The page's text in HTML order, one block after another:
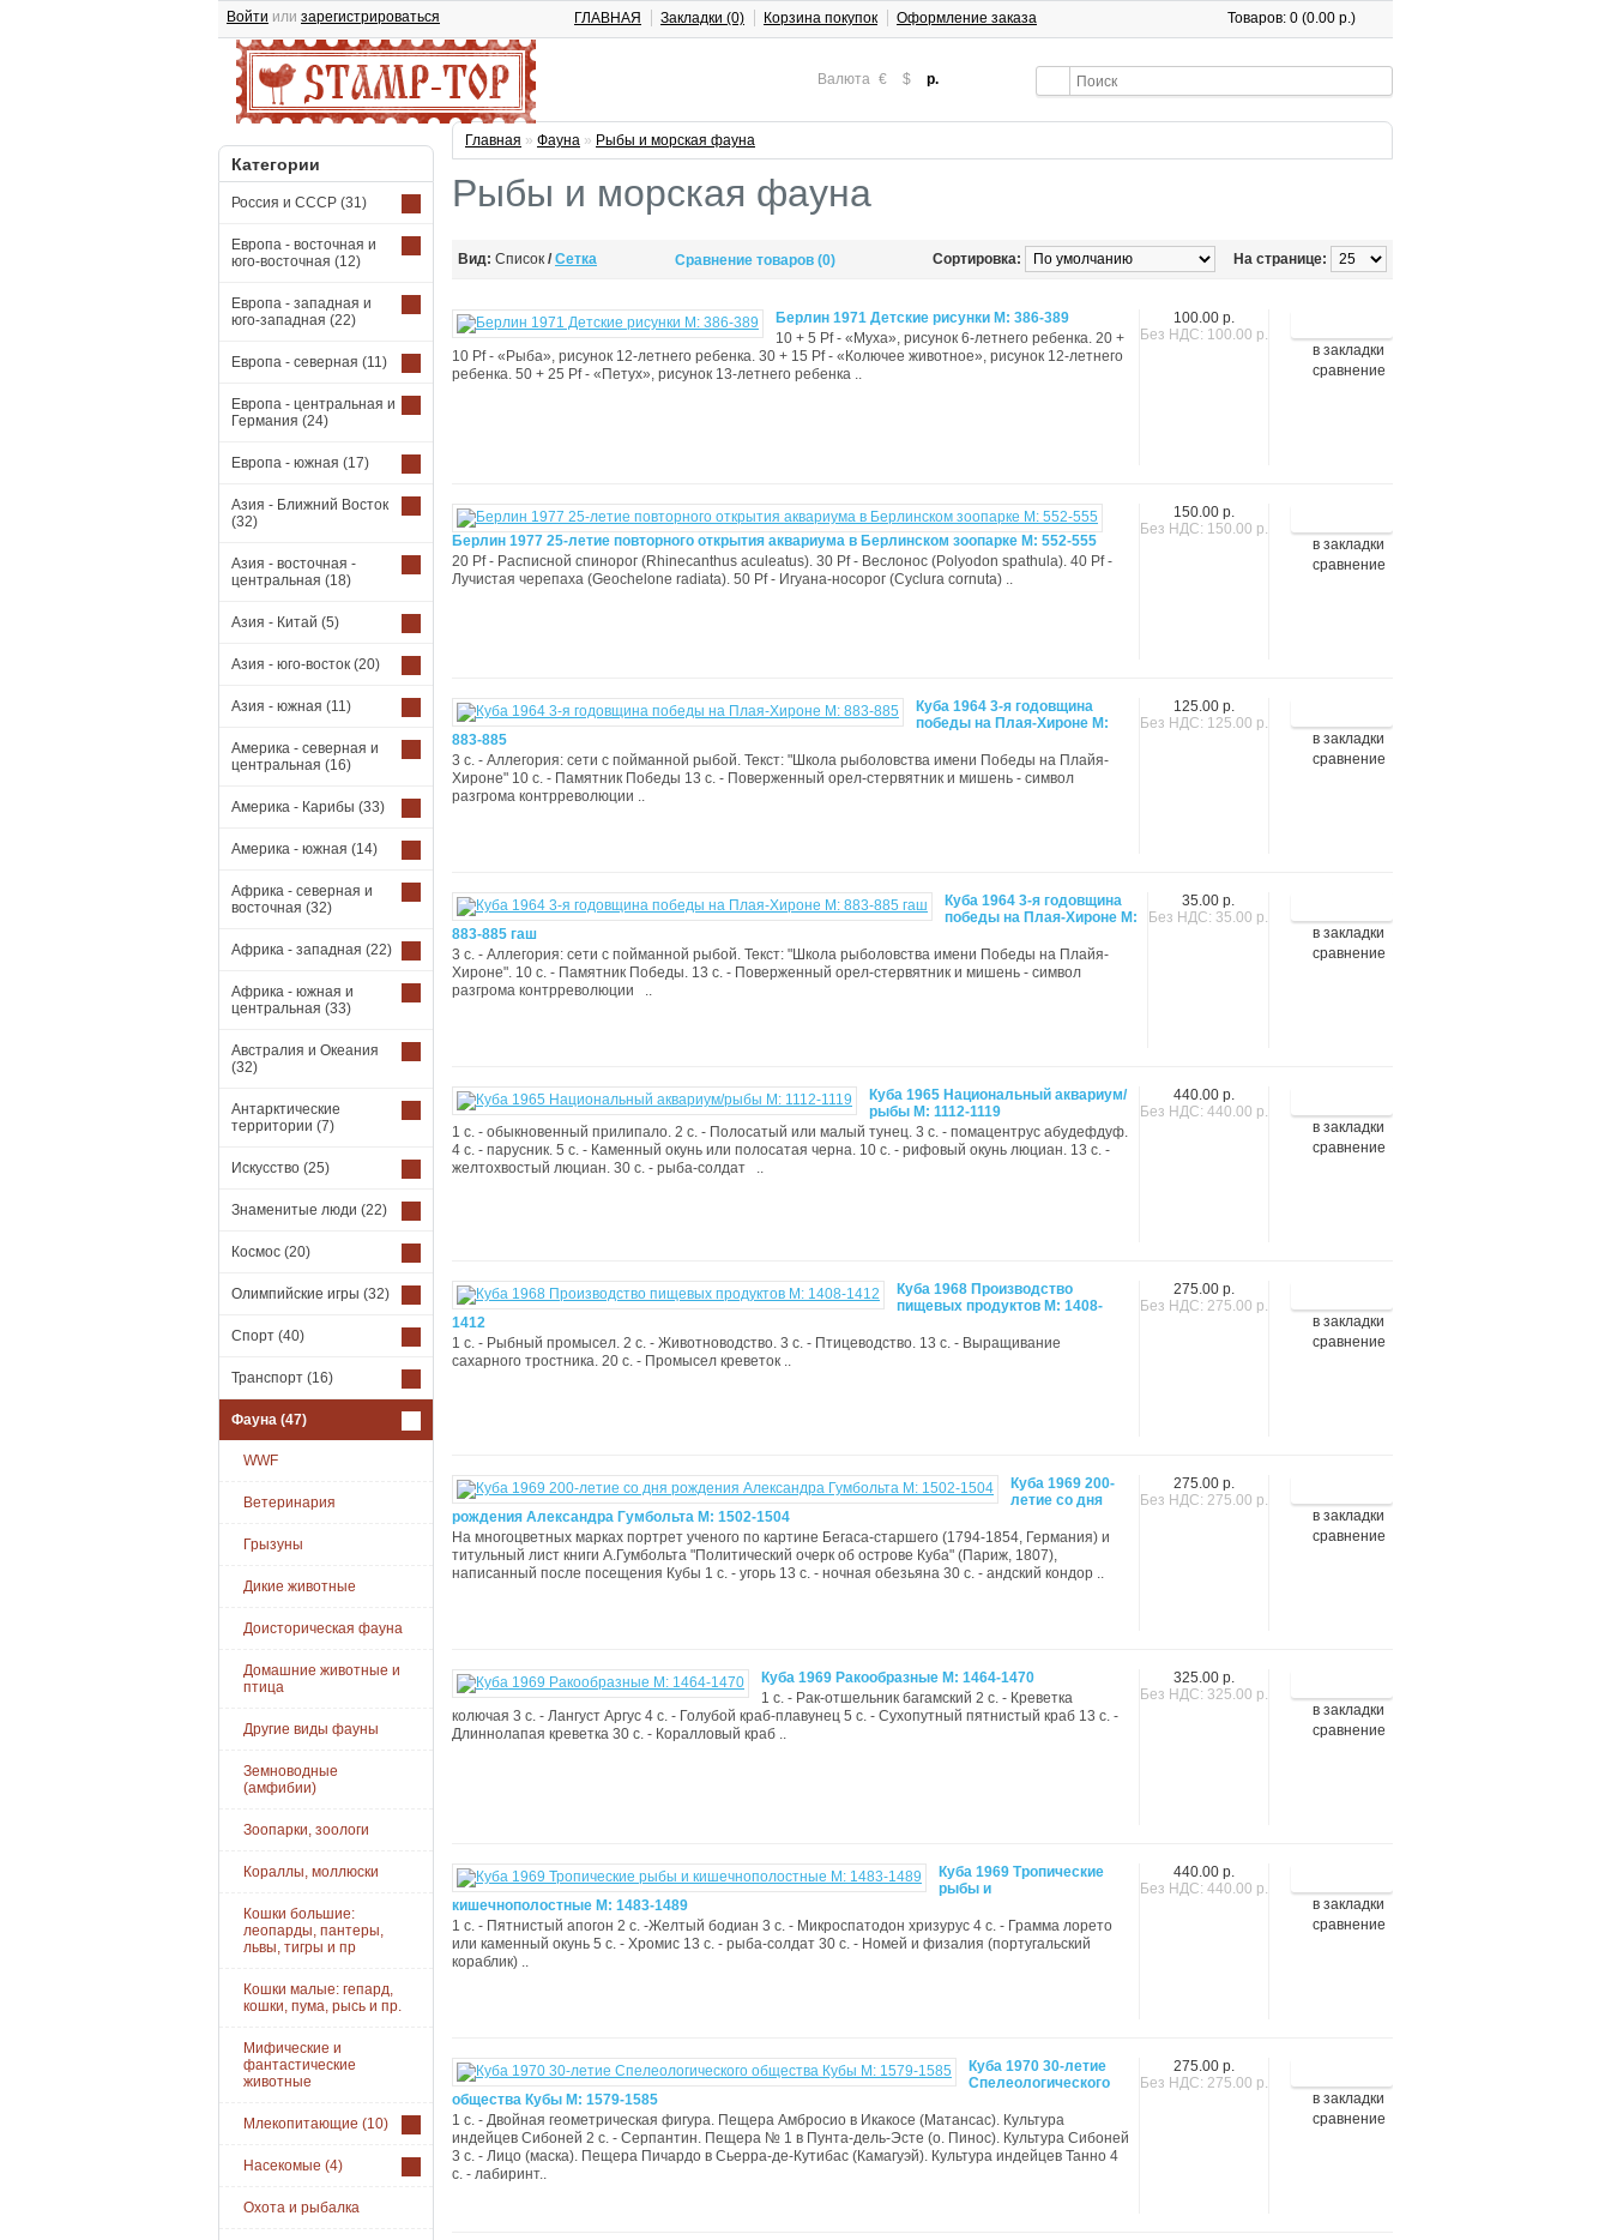
Валюта € $ р.
Товаров: 0 (0.00 р.)
Войти или зарегистрироваться ГЛАВНАЯ Закладки (0) Корзина покупок Оформление заказа
Категории
Россия и СССР (31)
Европа - восточная и
юго-восточная (12)
Европа - западная и
юго-западная (22)
Европа - северная (11)
Европа - центральная и
Германия (24)
Европа - южная (17)
Азия - Ближний Восток
(32)
Азия - восточная -
центральная (18)
Азия - Китай (5)
Азия - юго-восток (20)
Азия - южная (11)
Америка - северная и
центральная (16)
Америка - Карибы (33)
Америка - южная (14)
Африка - северная и
восточная (32)
Африка - западная (22)
Африка - южная и
центральная (33)
Австралия и Океания
(32)
Антарктические
территории (7)
Искусство (25)
Знаменитые люди (22)
Космос (20)
Олимпийские игры (32)
Спорт (40)
Транспорт (16)
Фауна (47)
WWF
Ветеринария
Грызуны
Дикие животные
Доисторическая фауна
Домашние животные и
птица
Другие виды фауны
Земноводные
(амфибии)
Зоопарки, зоологи
Кораллы, моллюски
Кошки большие:
леопарды, пантеры,
львы, тигры и пр
Кошки малые: гепард,
кошки, пума, рысь и пр.
Мифические и
фантастические
животные
Млекопитающие (10)
Насекомые (4)
Охота и рыбалка
Главная » Фауна » Рыбы и морская фауна
Рыбы и морская фауна
Вид: Список / Сетка На странице:
Сравнение товаров (0) Сортировка:
в закладки
сравнение
100.00 р.
Без НДС: 100.00 р.
Берлин 1971 Детские рисунки М: 386-389
10 + 5 Pf - «Муха», рисунок 6-летнего ребенка. 20 +
10 Pf - «Рыба», рисунок 12-летнего ребенка. 30 + 15 Pf - «Колючее животное», рисунок 12-летнего
ребенка. 50 + 25 Pf - «Петух», рисунок 13-летнего ребенка ..
в закладки
сравнение
150.00 р.
Без НДС: 150.00 р.
Берлин 1977 25-летие повторного открытия аквариума в Берлинском зоопарке М: 552-555
20 Pf - Расписной спинорог (Rhinecanthus aculeatus). 30 Pf - Веслонос (Polyodon spathula). 40 Pf -
Лучистая черепаха (Geochelone radiata). 50 Pf - Игуана-носорог (Cyclura cornuta) ..
в закладки
сравнение
125.00 р.
Без НДС: 125.00 р.
Куба 1964 3-я годовщина
победы на Плая-Хироне М:
883-885
3 с. - Аллегория: сети с пойманной рыбой. Текст: "Школа рыболовства имени Победы на Плайя-
Хироне" 10 с. - Памятник Победы 13 с. - Поверженный орел-стервятник и мишень - символ
разгрома контрреволюции ..
в закладки
сравнение
35.00 р.
Без НДС: 35.00 р.
Куба 1964 3-я годовщина
победы на Плая-Хироне М:
883-885 гаш
3 с. - Аллегория: сети с пойманной рыбой. Текст: "Школа рыболовства имени Победы на Плайя-
Хироне". 10 с. - Памятник Победы. 13 с. - Поверженный орел-стервятник и мишень - символ
разгрома контрреволюции ..
в закладки
сравнение
440.00 р.
Без НДС: 440.00 р.
Куба 1965 Национальный аквариум/
рыбы М: 1112-1119
1 c. - обыкновенный прилипало. 2 с. - Полосатый или малый тунец. 3 с. - помацентрус абудефдуф.
4 с. - парусник. 5 с. - Каменный окунь или полосатая черна. 10 с. - рифовый окунь люциан. 13 с. -
желтохвостый люциан. 30 с. - рыба-солдат ..
в закладки
сравнение
275.00 р.
Без НДС: 275.00 р.
Куба 1968 Производство
пищевых продуктов М: 1408-
1412
1 с. - Рыбный промысел. 2 с. - Животноводство. 3 с. - Птицеводство. 13 с. - Выращивание
сахарного тростника. 20 с. - Промысел креветок ..
в закладки
сравнение
275.00 р.
Без НДС: 275.00 р.
Куба 1969 200-
летие со дня
рождения Александра Гумбольта M: 1502-1504
На многоцветных марках портрет ученого по картине Бегаса-старшего (1794-1854, Германия) и
титульный лист книги А.Гумбольта "Политический очерк об острове Куба" (Париж, 1807),
написанный после посещения Кубы 1 с. - угорь 13 с. - ночная обезьяна 30 с. - андский кондор ..
в закладки
сравнение
325.00 р.
Без НДС: 325.00 р.
Куба 1969 Ракообразные М: 1464-1470
1 с. - Рак-отшельник багамский 2 с. - Креветка
колючая 3 с. - Лангуст Аргус 4 с. - Голубой краб-плавунец 5 с. - Сухопутный пятнистый краб 13 с. -
Длиннолапая креветка 30 с. - Коралловый краб ..
в закладки
сравнение
440.00 р.
Без НДС: 440.00 р.
Куба 1969 Тропические
рыбы и
кишечнополостные М: 1483-1489
1 с. - Пятнистый апогон 2 с. -Желтый бодиан 3 с. - Микроспатодон хризурус 4 с. - Грамма лорето
или каменный окунь 5 с. - Хромис 13 с. - рыба-солдат 30 с. - Номей и физалия (португальский
кораблик) ..
в закладки
сравнение
275.00 р.
Без НДС: 275.00 р.
Куба 1970 30-летие
Спелеологического
общества Кубы М: 1579-1585
1 с. - Двойная геометрическая фигура. Пещера Амбросио в Икакосе (Матансас). Культура
индейцев Сибоней 2 с. - Серпантин. Пещера № 1 в Пунта-дель-Эсте (о. Пинос). Культура Сибоней
3 с. - Лицо (маска). Пещера Пичардо в Сьерра-де-Кутибас (Камагуэй). Культура индейцев Танно 4
с. - лабиринт..